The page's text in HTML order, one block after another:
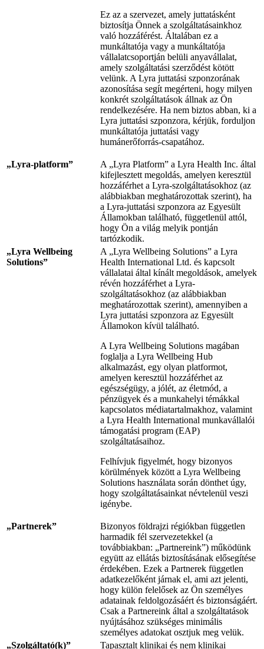
Ez az a szervezet, amely juttatásként
biztosítja Önnek a szolgáltatásainkhoz
való hozzáférést. Általában ez a
munkáltatója vagy a munkáltatója
vállalatcsoportján belüli anyavállalat,
amely szolgáltatási szerződést kötött
velünk. A Lyra juttatási szponzorának
azonosítása segít megérteni, hogy milyen
konkrét szolgáltatások állnak az Ön
rendelkezésére. Ha nem biztos abban, ki a
Lyra juttatási szponzora, kérjük, forduljon
munkáltatója juttatási vagy
humánerőforrás-csapatához.
„Lyra-platform”
A „Lyra Platform” a Lyra Health Inc. által
kifejlesztett megoldás, amelyen keresztül
hozzáférhet a Lyra-szolgáltatásokhoz (az
alábbiakban meghatározottak szerint), ha
a Lyra-juttatási szponzora az Egyesült
Államokban található, függetlenül attól,
hogy Ön a világ melyik pontján
tartózkodik.
„Lyra Wellbeing
Solutions”
A „Lyra Wellbeing Solutions” a Lyra
Health International Ltd. és kapcsolt
vállalatai által kínált megoldások, amelyek
révén hozzáférhet a Lyra-
szolgáltatásokhoz (az alábbiakban
meghatározottak szerint), amennyiben a
Lyra juttatási szponzora az Egyesült
Államokon kívül található.
A Lyra Wellbeing Solutions magában
foglalja a Lyra Wellbeing Hub
alkalmazást, egy olyan platformot,
amelyen keresztül hozzáférhet az
egészségügy, a jólét, az életmód, a
pénzügyek és a munkahelyi témákkal
kapcsolatos médiatartalmakhoz, valamint
a Lyra Health International munkavállalói
támogatási program (EAP)
szolgáltatásaihoz.
Felhívjuk figyelmét, hogy bizonyos
körülmények között a Lyra Wellbeing
Solutions használata során dönthet úgy,
hogy szolgáltatásainkat névtelenül veszi
igénybe.
„Partnerek”
Bizonyos földrajzi régiókban független
harmadik fél szervezetekkel (a
továbbiakban: „Partnereink”) működünk
együtt az ellátás biztosításának elősegítése
érdekében. Ezek a Partnerek független
adatkezelőként járnak el, ami azt jelenti,
hogy külön felelősek az Ön személyes
adatainak feldolgozásáért és biztonságáért.
Csak a Partnereink által a szolgáltatások
nyújtásához szükséges minimális
személyes adatokat osztjuk meg velük.
„Szolgáltató(k)”
Tapasztalt klinikai és nem klinikai